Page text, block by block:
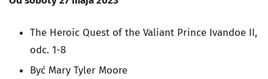
The Heroic Quest of the Valiant Prince Ivandoe II,
odc. 1-8
Być Mary Tyler Moore